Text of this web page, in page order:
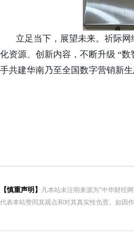
立足当下，展望未来。祈际
化资源、创新内容，不断升级 “数
手共建华南乃至全国数字营销新生
【慎重声明】
凡本站未注明来源为"中华财经
代表本站赞同其观点和对其真实性负责。如因